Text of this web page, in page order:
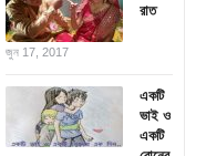
রাত
জুন 17, 2017
একটি
ভাই ও
একটি